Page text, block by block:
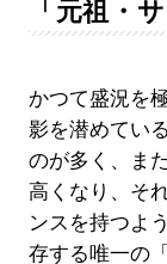
「元祖・
かつて盛況を
影を潜めてい
のが多く、ま
高くなり、そ
ンスを持つよ
存する唯一の